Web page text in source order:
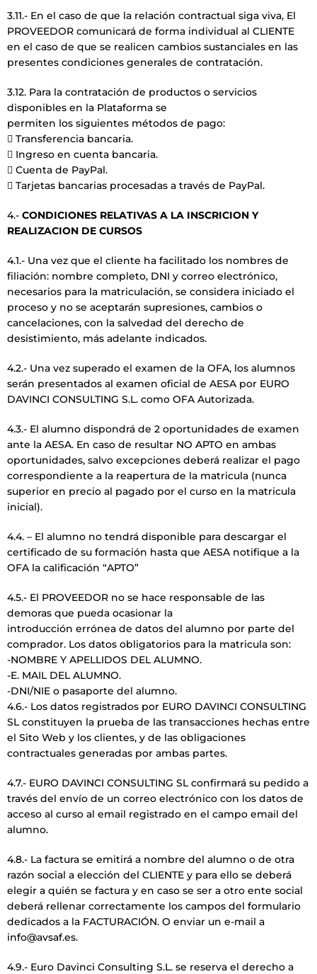
3.11.- En el caso de que la relación contractual siga viva, El
PROVEEDOR comunicará de forma individual al CLIENTE
en el caso de que se realicen cambios sustanciales en las
presentes condiciones generales de contratación.
3.12. Para la contratación de productos o servicios
disponibles en la Plataforma se
permiten los siguientes métodos de pago:
 Transferencia bancaria.
 Ingreso en cuenta bancaria.
 Cuenta de PayPal.
 Tarjetas bancarias procesadas a través de PayPal.
4.- CONDICIONES RELATIVAS A LA INSCRICION Y
REALIZACION DE CURSOS
4.1.- Una vez que el cliente ha facilitado los nombres de
filiación: nombre completo, DNI y correo electrónico,
necesarios para la matriculación, se considera iniciado el
proceso y no se aceptarán supresiones, cambios o
cancelaciones, con la salvedad del derecho de
desistimiento, más adelante indicados.
4.2.- Una vez superado el examen de la OFA, los alumnos
serán presentados al examen oficial de AESA por EURO
DAVINCI CONSULTING S.L. como OFA Autorizada.
4.3.- El alumno dispondrá de 2 oportunidades de examen
ante la AESA. En caso de resultar NO APTO en ambas
oportunidades, salvo excepciones deberá realizar el pago
correspondiente a la reapertura de la matricula (nunca
superior en precio al pagado por el curso en la matricula
inicial).
4.4. – El alumno no tendrá disponible para descargar el
certificado de su formación hasta que AESA notifique a la
OFA la calificación “APTO”
4.5.- El PROVEEDOR no se hace responsable de las
demoras que pueda ocasionar la
introducción errónea de datos del alumno por parte del
comprador. Los datos obligatorios para la matricula son:
-NOMBRE Y APELLIDOS DEL ALUMNO.
-E. MAIL DEL ALUMNO.
-DNI/NIE o pasaporte del alumno.
4.6.- Los datos registrados por EURO DAVINCI CONSULTING
SL constituyen la prueba de las transacciones hechas entre
el Sito Web y los clientes, y de las obligaciones
contractuales generadas por ambas partes.
4.7.- EURO DAVINCI CONSULTING SL confirmará su pedido a
través del envío de un correo electrónico con los datos de
acceso al curso al email registrado en el campo email del
alumno.
4.8.- La factura se emitirá a nombre del alumno o de otra
razón social a elección del CLIENTE y para ello se deberá
elegir a quién se factura y en caso se ser a otro ente social
deberá rellenar correctamente los campos del formulario
dedicados a la FACTURACIÓN. O enviar un e-mail a
info@avsaf.es.
4.9.- Euro Davinci Consulting S.L. se reserva el derecho a